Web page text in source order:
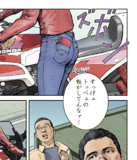
回りなどを手組み生産。世界各地
のサーキットで大活躍した。